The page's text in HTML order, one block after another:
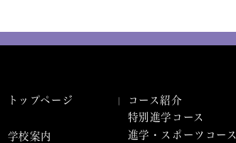
トップページ
学校案内
コース紹介
特別進学コース
進学・スポーツコース